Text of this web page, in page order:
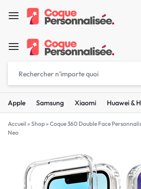
Apple Samsung Xiaomi Huawei &
Accueil » Shop» Coque 360 Double Face
Neo